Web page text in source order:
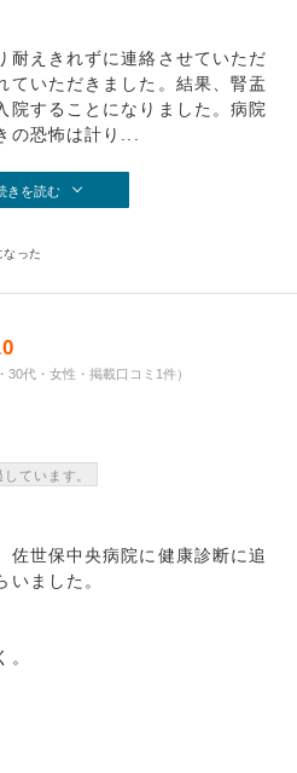
耐えきれずに連絡させていただ
ていただきました。結果、腎盂
院することになりました。病院
の恐怖は計り...
きを読む
った
30代・女性・掲載口コミ1件）
ています。
佐世保中央病院に健康診断に追
いました。